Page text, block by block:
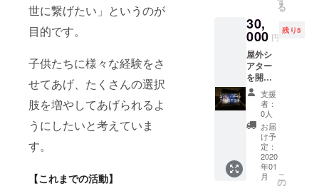
世に繋げたい」というのが
目的です。
子供たちに様々な経験をさ
せてあげ、たくさんの選択
肢を増やしてあげられるよ
うにしたいと考えていま
す。
【これまでの活動】
意を
持って
お礼の
お手紙
をお送
りさせ
て頂き
ます。
またイ
ベント
当日の
写真と
子供た
ちから
の寄せ
る
30,
000 円
残り5
屋外シ
アター
を開催
出来る
権 150
人規模
での屋
外シア
ターを
開催出
来る機
材をお
支援
者：
0人
お届
け予
定：
2020
年01
月
こ
の